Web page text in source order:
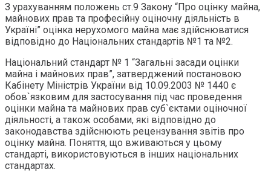
З урахуванням положень ст.9 Закону “Про оцінку майна,
майнових прав та професійну оціночну діяльність в
Україні” оцінка нерухомого майна має здійснюватися
відповідно до Національних стандартів №1 та №2.
Національний стандарт № 1 “Загальні засади оцінки
майна і майнових прав”, затверджений постановою
Кабінету Міністрів України від 10.09.2003 № 1440 є
обов`язковим для застосування під час проведення
оцінки майна та майнових прав суб`єктами оціночної
діяльності, а також особами, які відповідно до
законодавства здійснюють рецензування звітів про
оцінку майна. Поняття, що вживаються у цьому
стандарті, використовуються в інших національних
стандартах.